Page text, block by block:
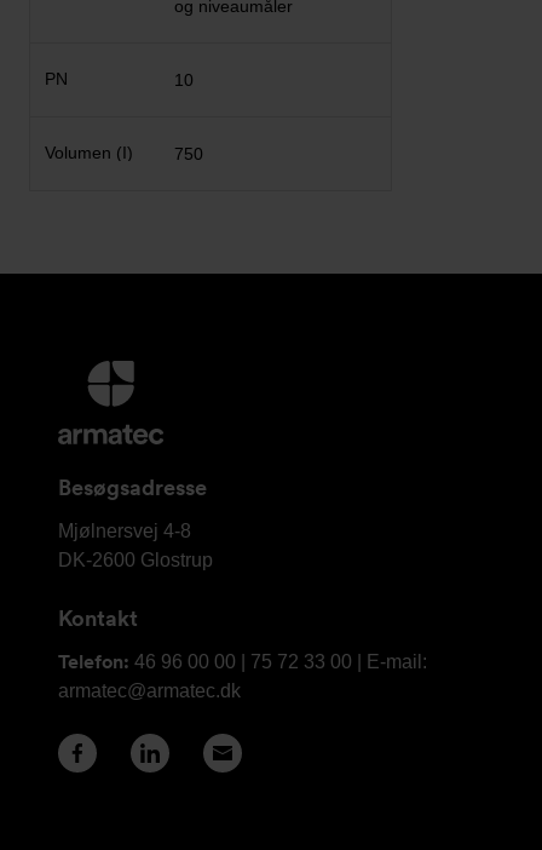
og niveaumåler
10
750
Yderligere
information
og
Besøgsadresse
Armatec
A/S
Mjølnersvej 4-8
DK-2600 Glostrup
Kontakt
Telefon: 46 96 00 00 | 75 72 33 00 | E-mail:
armatec@armatec.dk